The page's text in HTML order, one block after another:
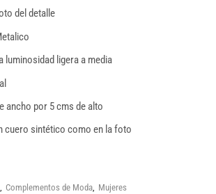
del detalle
luminosidad ligera a media
ancho por 5 cms de alto
cuero sintético como en la foto
, Complementos de Moda, Mujeres